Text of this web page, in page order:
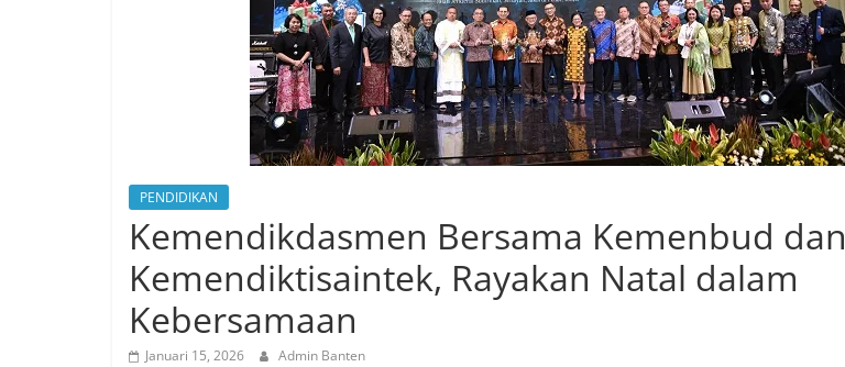
PENDIDIKAN
Kemendikdasmen Bersama Kemenbud dan
Kemendiktisaintek, Rayakan Natal dalam
Kebersamaan
Januari 15, 2026 Admin Banten